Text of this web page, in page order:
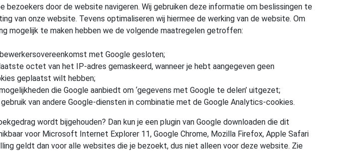
bezoekers door de website navigeren. Wij gebruiken deze informatie om beslissingen te
van onze website. Tevens optimaliseren wij hiermee de werking van de website. Om
mogelijk te maken hebben we de volgende maatregelen getroffen:
met Google gesloten;
octet van het IP-adres gemaskeerd, wanneer je hebt aangegeven geen
geplaatst wilt hebben;
die Google aanbiedt om ‘gegevens met Google te delen’ uitgezet;
van andere Google-diensten in combinatie met de Google Analytics-cookies.
wordt bijgehouden? Dan kun je een plugin van Google downloaden die dit
voor Microsoft Internet Explorer 11, Google Chrome, Mozilla Firefox, Apple Safari
geldt dan voor alle websites die je bezoekt, dus niet alleen voor deze website. Zie